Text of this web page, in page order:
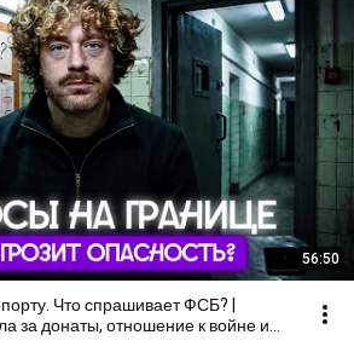
56:50
Что спрашивает ФСБ? |
за донаты, отношение к войне и